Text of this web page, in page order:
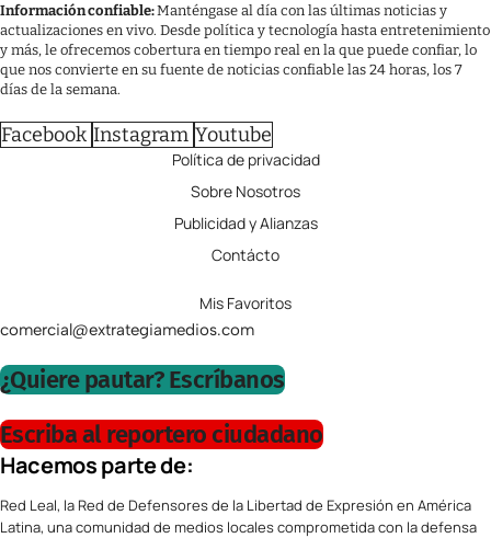
Información confiable:Manténgase al día con las últimas noticias y
actualizaciones en vivo. Desde política y tecnología hasta entretenimiento
y más, le ofrecemos cobertura en tiempo real en la que puede confiar, lo
que nos convierte en su fuente de noticias confiable las 24 horas, los 7
días de la semana.
Facebook Instagram Youtube
Política de privacidad
Sobre Nosotros
Publicidad y Alianzas
Contácto
Mis Favoritos
comercial@extrategiamedios.com
¿Quiere pautar? Escríbanos
Escriba al reportero ciudadano
Hacemos parte de:
Red Leal, la Red de Defensores de la Libertad de Expresión en América
Latina, una comunidad de medios locales comprometida con la defensa